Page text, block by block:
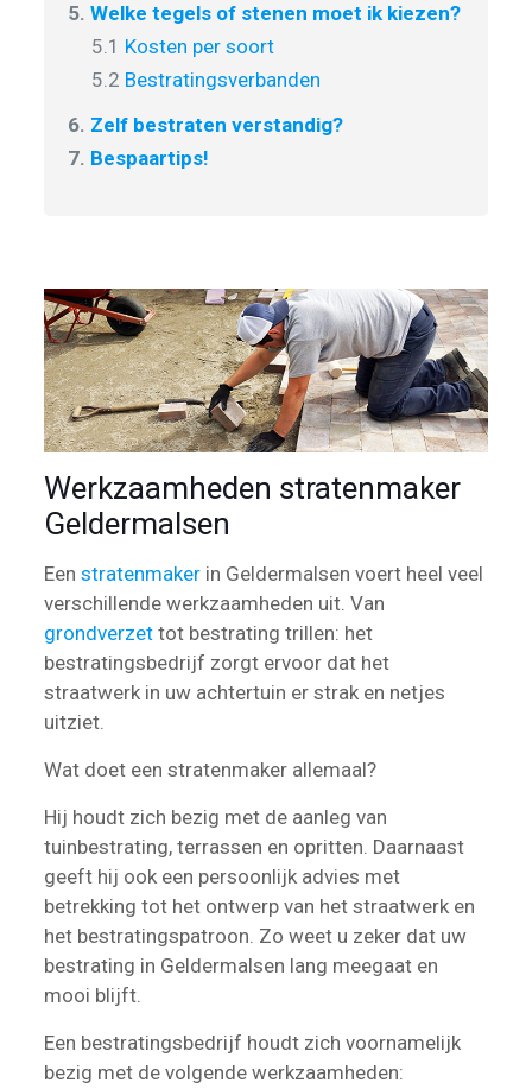
5. Welke tegels of stenen moet ik kiezen?
5.1 Kosten per soort
5.2 Bestratingsverbanden
6. Zelf bestraten verstandig?
7. Bespaartips!
Werkzaamheden stratenmaker
Geldermalsen
Een stratenmakerin Geldermalsen voert heel veel
verschillende werkzaamheden uit. Van
grondverzettot bestrating trillen: het
bestratingsbedrijf zorgt ervoor dat het
straatwerk in uw achtertuin er strak en netjes
uitziet.
Wat doet een stratenmaker allemaal?
Hij houdt zich bezig met de aanleg van
tuinbestrating, terrassen en opritten. Daarnaast
geeft hij ook een persoonlijk advies met
betrekking tot het ontwerp van het straatwerk en
het bestratingspatroon. Zo weet u zeker dat uw
bestrating in Geldermalsen lang meegaat en
mooi blijft.
Een bestratingsbedrijf houdt zich voornamelijk
bezig met de volgende werkzaamheden: